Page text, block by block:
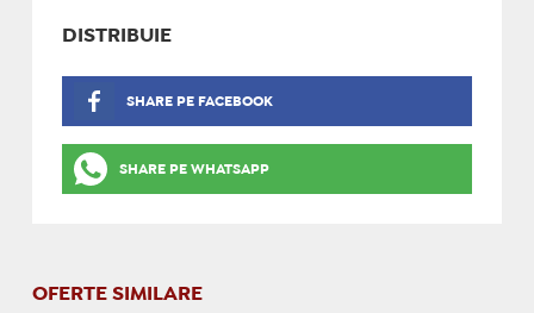
DISTRIBUIE
SHARE PE FACEBOOK
SHARE PE WHATSAPP
OFERTE SIMILARE